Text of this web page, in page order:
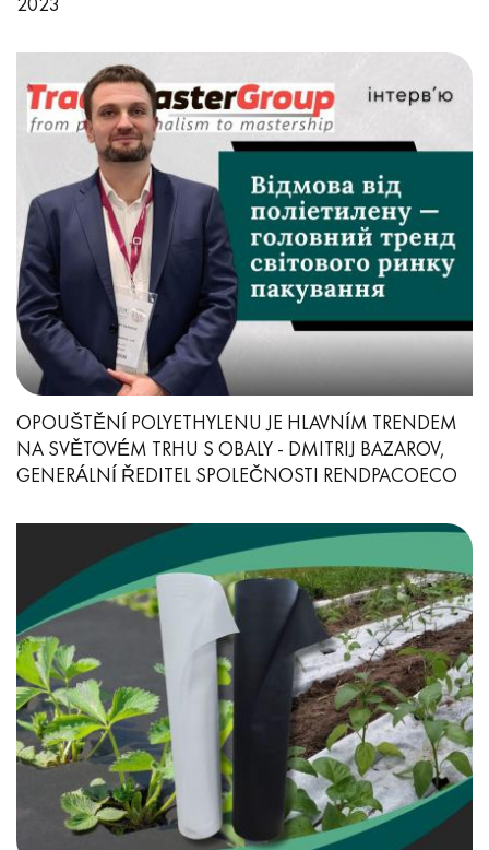
2023
OPOUŠTĚNÍ POLYETHYLENU JE HLAVNÍM TRENDEM
NA SVĚTOVÉM TRHU S OBALY - DMITRIJ BAZAROV,
GENERÁLNÍ ŘEDITEL SPOLEČNOSTI RENDPACOECO